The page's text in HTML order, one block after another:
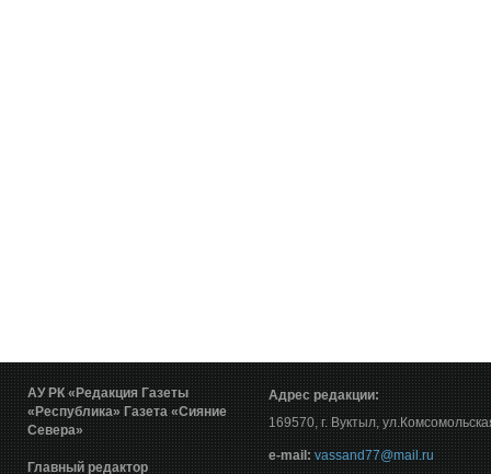
АУ РК «Редакция Газеты
«Республика» Газета «Сияние
Севера»
Главный редактор
Адрес редакции:
169570, г. Вуктыл,
е-mail: vassand77@mail.ru